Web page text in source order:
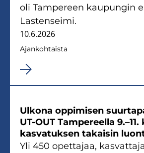
oli Tam­pe­reen kau­pun­gin
Las­ten­sei­mi.
10.6.2026
Ajan­koh­tais­ta
Ul­ko­na op­pi­mi­sen
UT-OUT Tam­pe­reel­la
kas­va­tuk­sen ta­kai­sin
Yli 450 opet­ta­jaa,